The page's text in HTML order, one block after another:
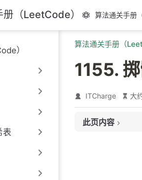
（LeetCode） 算法通关手册
）
表
算法通关手册（
1155.
ITCharge 大
此页内容